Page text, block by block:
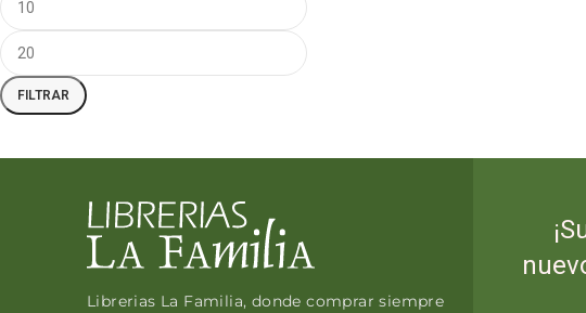
FILTRAR
Librerias La Familia, donde comprar siempre